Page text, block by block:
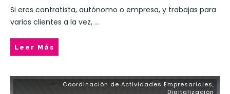
Si eres contratista, autónomo o empresa, y trabajas para
varios clientes a la vez, ...
Leer Más
Coordinación de Actividades Empresariales,
Digitalización